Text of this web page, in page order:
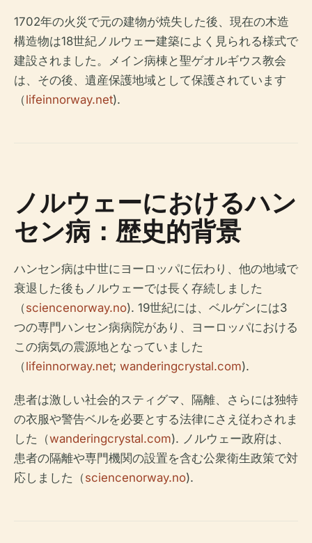
1702年の火災で元の建物が焼失した後、現在の木造
構造物は18世紀ノルウェー建築によく見られる様式で
建設されました。メイン病棟と聖ゲオルギウス教会
は、その後、遺産保護地域として保護されています
（lifeinnorway.net).
ノルウェーにおけるハン
セン病：歴史的背景
ハンセン病は中世にヨーロッパに伝わり、他の地域で
衰退した後もノルウェーでは長く存続しました
（sciencenorway.no). 19世紀には、ベルゲンには3
つの専門ハンセン病病院があり、ヨーロッパにおける
この病気の震源地となっていました
（lifeinnorway.net; wanderingcrystal.com).
患者は激しい社会的スティグマ、隔離、さらには独特
の衣服や警告ベルを必要とする法律にさえ従わされま
した（wanderingcrystal.com). ノルウェー政府は、
患者の隔離や専門機関の設置を含む公衆衛生政策で対
応しました（sciencenorway.no).